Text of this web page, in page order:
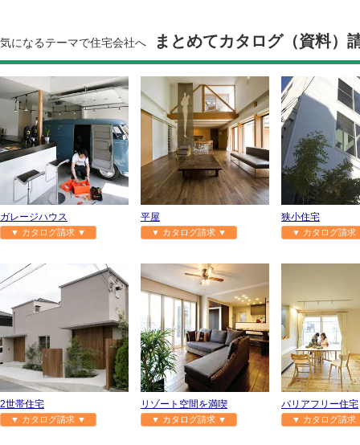
気になるテーマで住宅会社へ まとめてカタログ（資料）
ガレージハウス
▼ カタログ請求 ▼
平屋
▼ カタログ請求 ▼
狭小住宅
▼ カタログ請
2世帯住宅
▼ カタログ請求 ▼
リゾート空間を満喫
▼ カタログ請求 ▼
バリアフリー住宅
▼ カタログ請